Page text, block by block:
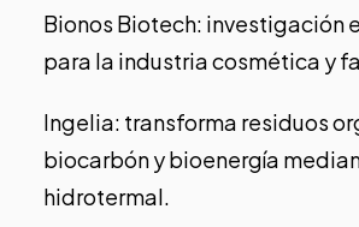
Bionos Biotech: investigación
para la industria cosmética y
Ingelia: transforma residuos
biocarbón y bioenergía
hidrotermal.